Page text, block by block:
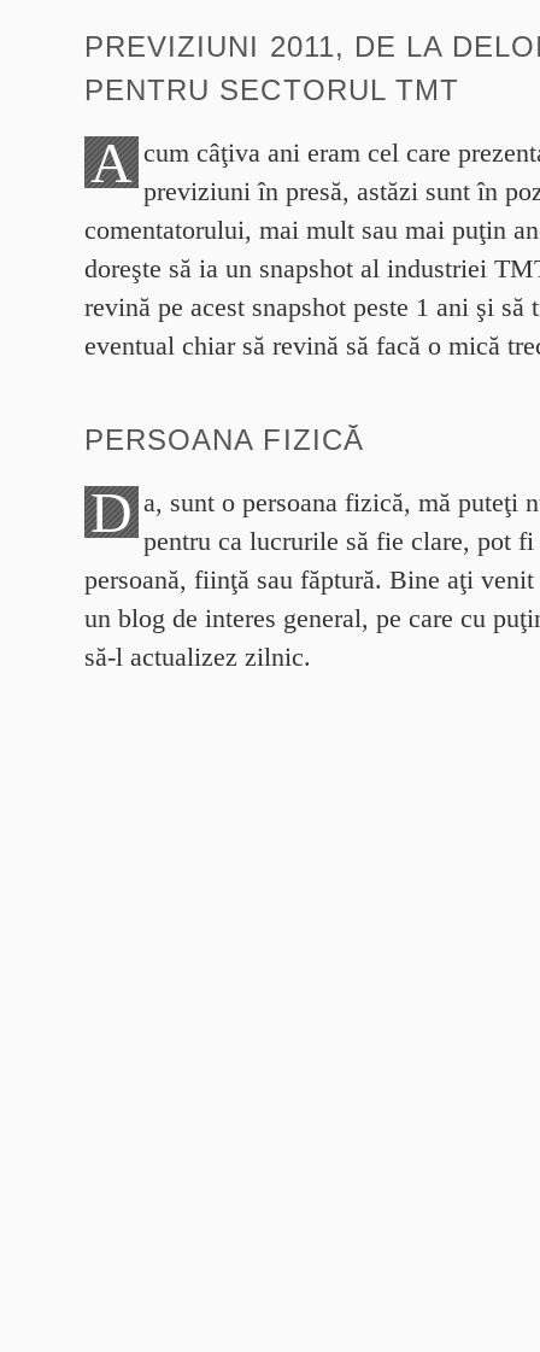
PREVIZIUNI 2011, DE LA
PENTRU SECTORUL TMT
A cum câţiva ani eram cel care
previziuni în presă, astăzi sunt în
comentatorului, mai mult sau mai puţin
doreşte să ia un snapshot al industriei
revină pe acest snapshot peste 1 ani şi să
eventual chiar să revină să facă o mică
PERSOANA FIZICĂ
D a, sunt o persoana fizică, mă puteţi
pentru ca lucrurile să fie clare, pot
persoană, fiinţă sau făptură. Bine aţi venit
un blog de interes general, pe care cu
să-l actualizez zilnic.